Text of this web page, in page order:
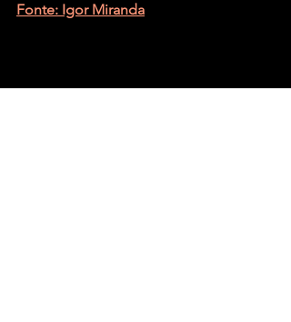
Fonte: Igor Miranda